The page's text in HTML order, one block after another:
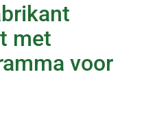
met
voor